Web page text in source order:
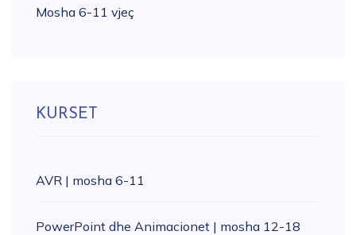
Mosha 6-11 vjeç
KURSET
AVR | mosha 6-11
PowerPoint dhe Animacionet | mosha 12-18